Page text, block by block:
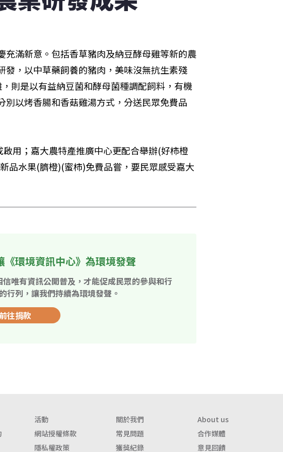
滿新意。包括香草豬肉及納豆酵母雞等新的農
，以中草藥飼養的豬肉，美味沒無抗生素殘
則是以有益納豆菌和酵母菌種調配飼料，有機
以烤香腸和香菇雞湯方式，分送民眾免費品
用；嘉大農特產推廣中心更配合舉辦(好柿橙
品水果(臍橙)(蜜柿)免費品嘗，要民眾感受嘉大
環境資訊中心》為環境發聲
唯有資訊公開普及，才能促成民眾的參與和行
行列，讓我們持續為環境發聲。
前往捐款
活動 關於我們
About us
網站授權條款 常見問題
合作媒體
隱私權政策 獲獎紀錄 意見回饋